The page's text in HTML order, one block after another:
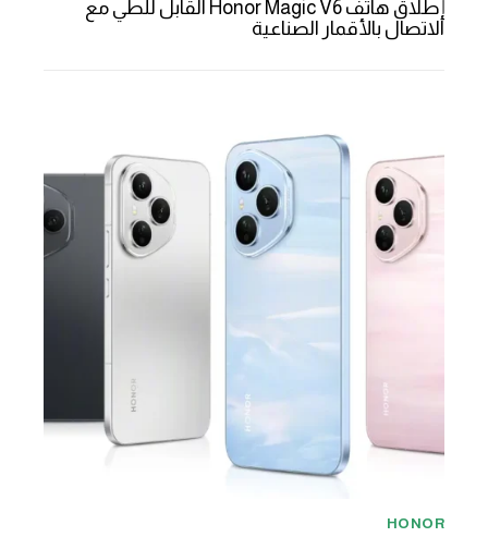
إطلاق هاتف Honor Magic V6 القابل للطي مع
الاتصال بالأقمار الصناعية
HONOR